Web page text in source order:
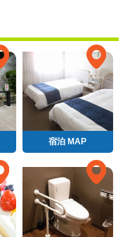
宿泊 MAP